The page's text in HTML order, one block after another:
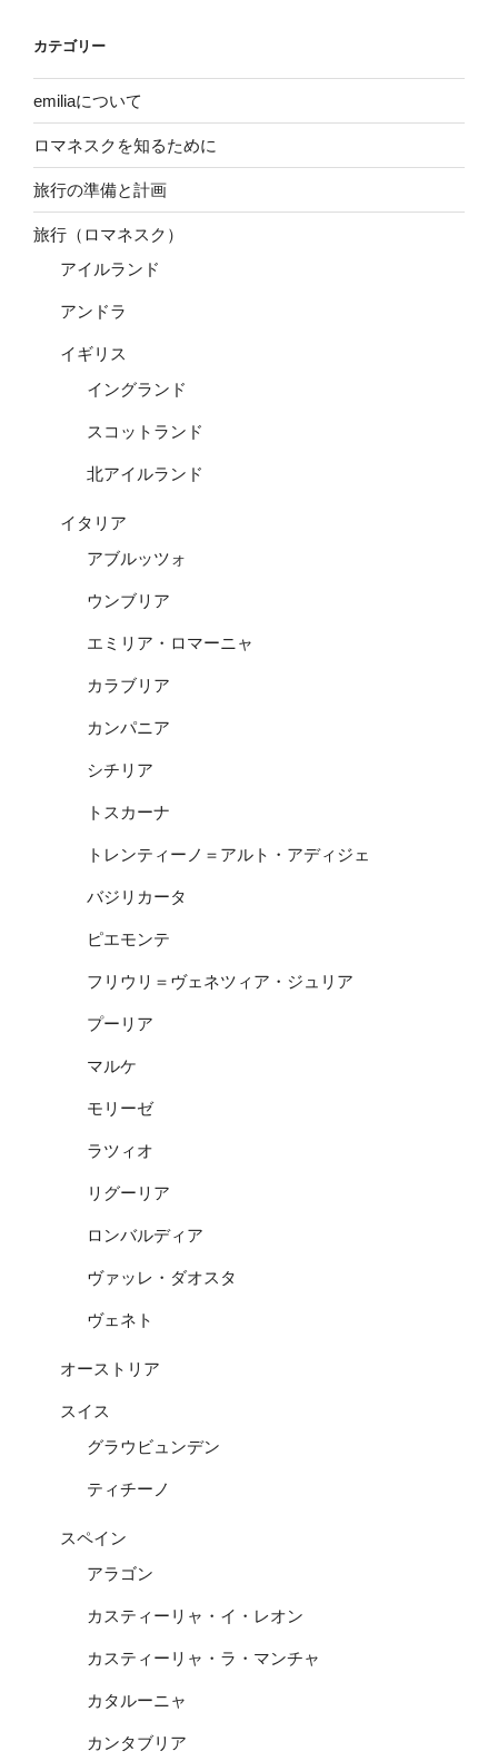
カテゴリー
emiliaについて
ロマネスクを知るために
旅行の準備と計画
旅行（ロマネスク）
アイルランド
アンドラ
イギリス
イングランド
スコットランド
北アイルランド
イタリア
アブルッツォ
ウンブリア
エミリア・ロマーニャ
カラブリア
カンパニア
シチリア
トスカーナ
トレンティーノ＝アルト・アディジェ
バジリカータ
ピエモンテ
フリウリ＝ヴェネツィア・ジュリア
プーリア
マルケ
モリーゼ
ラツィオ
リグーリア
ロンバルディア
ヴァッレ・ダオスタ
ヴェネト
オーストリア
スイス
グラウビュンデン
ティチーノ
スペイン
アラゴン
カスティーリャ・イ・レオン
カスティーリャ・ラ・マンチャ
カタルーニャ
カンタブリア